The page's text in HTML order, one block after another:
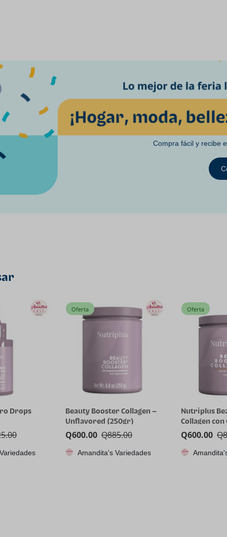
Compra fácil y recibe
Drops
Oferta
Beauty Booster Collagen –
Unflavored (250gr)
Q885.00
Q600.00
Amandita's Variedades
Oferta
Nutriplus
Collagen con
Q
Q600.00